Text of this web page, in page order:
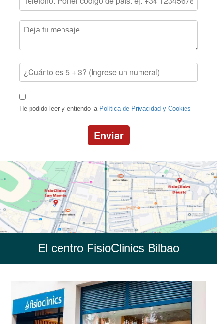
He podido leer y entiendo la Política de Privacidad y Cookies
Enviar
El centro FisioClinics Bilbao